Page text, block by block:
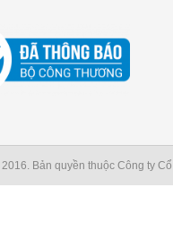
Bản quyền thuộc Công ty